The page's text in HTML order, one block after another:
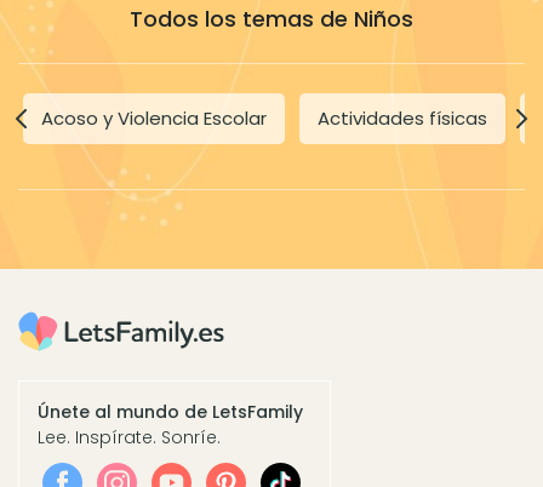
Todos los temas de Niños
Acoso y Violencia Escolar Actividades físicas
Únete al mundo de LetsFamily
Lee. Inspírate. Sonríe.